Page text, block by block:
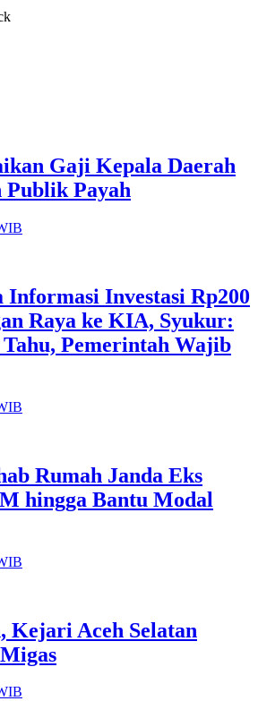
Gaji Kepala Daerah
Publik Payah
Informasi Investasi Rp200
Raya ke KIA, Syukur:
Pemerintah Wajib
Rumah Janda Eks
hingga Bantu Modal
Kejari Aceh Selatan